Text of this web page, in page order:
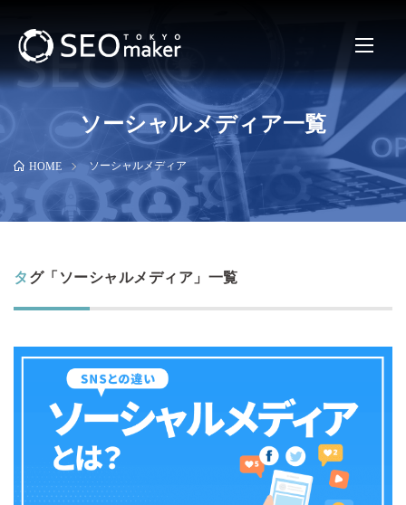
ソーシャルメディア一覧
HOME ソーシャルメディア
タグ「ソーシャルメディア」一覧